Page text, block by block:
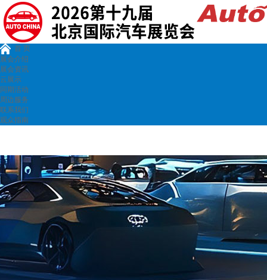
首 页
展会介绍
展会资讯
云展示
同期活动
周边服务
联系我们
观众指南